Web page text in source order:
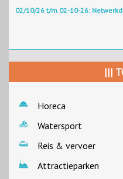
02/10/26 t/m 02-10-26:
|||
Horeca
Watersport
Reis & vervoer
Attractieparken